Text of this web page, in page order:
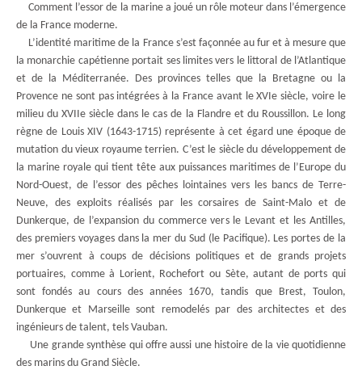
Comment l’essor de la marine a joué un rôle moteur dans l’émergence
de la France moderne.
L’identité maritime de la France s’est façonnée au fur et à mesure que
la monarchie capétienne portait ses limites vers le littoral de l’Atlantique
et de la Méditerranée. Des provinces telles que la Bretagne ou la
Provence ne sont pas intégrées à la France avant le XVIe siècle, voire le
milieu du XVIIe siècle dans le cas de la Flandre et du Roussillon. Le long
règne de Louis XIV (1643-1715) représente à cet égard une époque de
mutation du vieux royaume terrien. C’est le siècle du développement de
la marine royale qui tient tête aux puissances maritimes de l’Europe du
Nord-Ouest, de l’essor des pêches lointaines vers les bancs de Terre-
Neuve, des exploits réalisés par les corsaires de Saint-Malo et de
Dunkerque, de l’expansion du commerce vers le Levant et les Antilles,
des premiers voyages dans la mer du Sud (le Pacifique). Les portes de la
mer s’ouvrent à coups de décisions politiques et de grands projets
portuaires, comme à Lorient, Rochefort ou Sète, autant de ports qui
sont fondés au cours des années 1670, tandis que Brest, Toulon,
Dunkerque et Marseille sont remodelés par des architectes et des
ingénieurs de talent, tels Vauban.
Une grande synthèse qui offre aussi une histoire de la vie quotidienne
des marins du Grand Siècle.